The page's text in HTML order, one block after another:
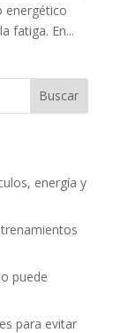
energético
fatiga. En...
Buscar
energía y
puede
para evitar